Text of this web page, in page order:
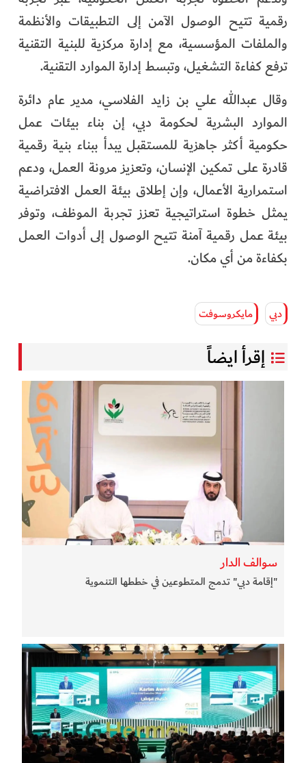
رقمية تتيح الوصول الآمن إلى التطبيقات والأنظمة
والملفات المؤسسية، مع إدارة مركزية للبنية التقنية
ترفع كفاءة التشغيل، وتبسط إدارة الموارد التقنية.
وقال عبدالله علي بن زايد الفلاسي، مدير عام دائرة
الموارد البشرية لحكومة دبي، إن بناء بيئات عمل
حكومية أكثر جاهزية للمستقبل يبدأ ببناء بنية رقمية
قادرة على تمكين الإنسان، وتعزيز مرونة العمل، ودعم
استمرارية الأعمال، وإن إطلاق بيئة العمل الافتراضية
يمثل خطوة استراتيجية تعزز تجربة الموظف، وتوفر
بيئة عمل رقمية آمنة تتيح الوصول إلى أدوات العمل
بكفاءة من أي مكان.
دبي مايكروسوفت
إقرأ ايضاً
سوالف الدار
"إقامة دبي" تدمج المتطوعين في خططها التنموية